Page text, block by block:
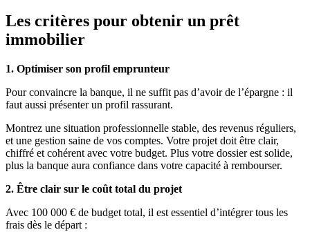
Les critères pour obtenir un prêt
immobilier
1. Optimiser son profil emprunteur
Pour convaincre la banque, il ne suffit pas d’avoir de l’épargne : il
faut aussi présenter un profil rassurant.
Montrez une situation professionnelle stable, des revenus réguliers,
et une gestion saine de vos comptes. Votre projet doit être clair,
chiffré et cohérent avec votre budget. Plus votre dossier est solide,
plus la banque aura confiance dans votre capacité à rembourser.
2. Être clair sur le coût total du projet
Avec 100 000 € de budget total, il est essentiel d’intégrer tous les
frais dès le départ :